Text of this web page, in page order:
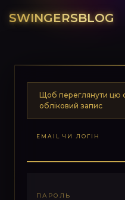
SWINGERSBLOG
Щоб переглянути цю
обліковий запис
EMAIL ЧИ ЛОГІН
ПАРОЛЬ